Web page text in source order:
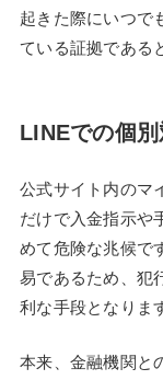
起きた際にいつで
ている証拠である
LINEでの個
公式サイト内のマ
だけで入金指示や
めて危険な兆候で
易であるため、犯
利な手段となりま
本来、金融機関と